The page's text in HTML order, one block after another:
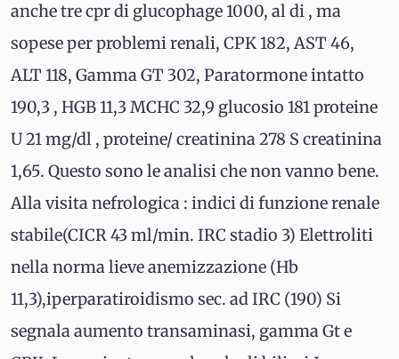
anche tre cpr di glucophage 1000, al di , ma
sopese per problemi renali, CPK 182, AST 46,
ALT 118, Gamma GT 302, Paratormone intatto
190,3 , HGB 11,3 MCHC 32,9 glucosio 181 proteine
U 21 mg/dl , proteine/ creatinina 278 S creatinina
1,65. Questo sono le analisi che non vanno bene.
Alla visita nefrologica : indici di funzione renale
stabile(CICR 43 ml/min. IRC stadio 3) Elettroliti
nella norma lieve anemizzazione (Hb
11,3),iperparatiroidismo sec. ad IRC (190) Si
segnala aumento transaminasi, gamma Gt e